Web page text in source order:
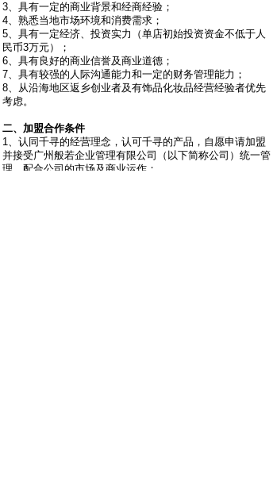
3、具有一定的商业背景和经商经验；
4、熟悉当地市场环境和消费需求；
5、具有一定经济、投资实力（单店初始投资资金不低于人
民币3万元）；
6、具有良好的商业信誉及商业道德；
7、具有较强的人际沟通能力和一定的财务管理能力；
8、从沿海地区返乡创业者及有饰品化妆品经营经验者优先
考虑。
二、加盟合作条件
1、认同千寻的经营理念，认可千寻的产品，自愿申请加盟
并接受广州般若企业管理有限公司（以下简称公司）统一管
理，配合公司的市场及商业运作；